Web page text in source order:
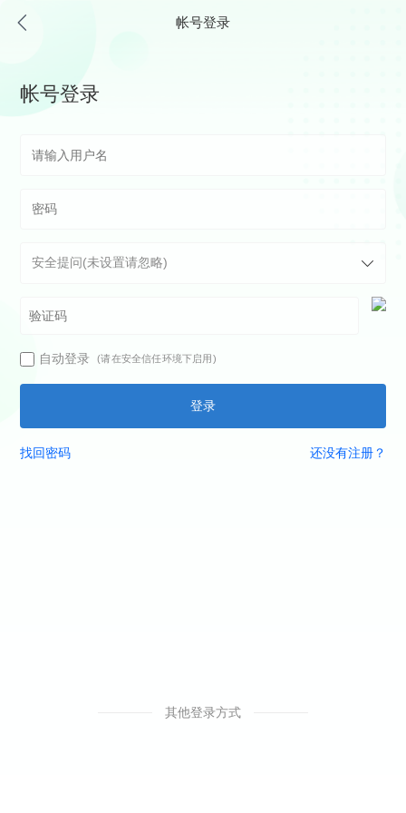
帐号登录
帐号登录
自动登录 (请在安全信任环境下启用)
登录
找回密码 还没有注册？
其他登录方式